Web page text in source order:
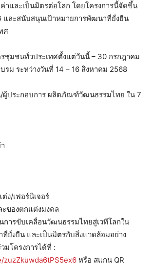
าและเป็นมิตรต่อโลก โดยโครงการนี้จัดขึ้น
และสนับสนุนเป้าหมายการพัฒนาที่ยั่งยืน
ศ
ชุมชนทั่วประเทศตั้งแต่วันนี้ – 30 กรกฎาคม
รม ระหว่างวันที่ 14 – 16 สิงหาคม 2568
ประกอบการ ผลิตภัณฑ์วัฒนธรรมไทย ใน 7
ง/เฟอร์นิเจอร์
ะของตกแต่งมงคล
การขับเคลื่อนวัฒนธรรมไทยสู่เวทีโลกใน
ยั่งยืน และเป็นมิตรกับสิ่งแวดล้อมอย่าง
มโครงการได้ที่ :
zuzZkuwda6tPS5ex6 หรือ สแกน QR